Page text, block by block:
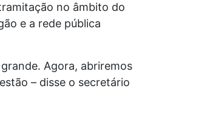
no âmbito do
e a rede pública
Agora, abriremos
– disse o secretário